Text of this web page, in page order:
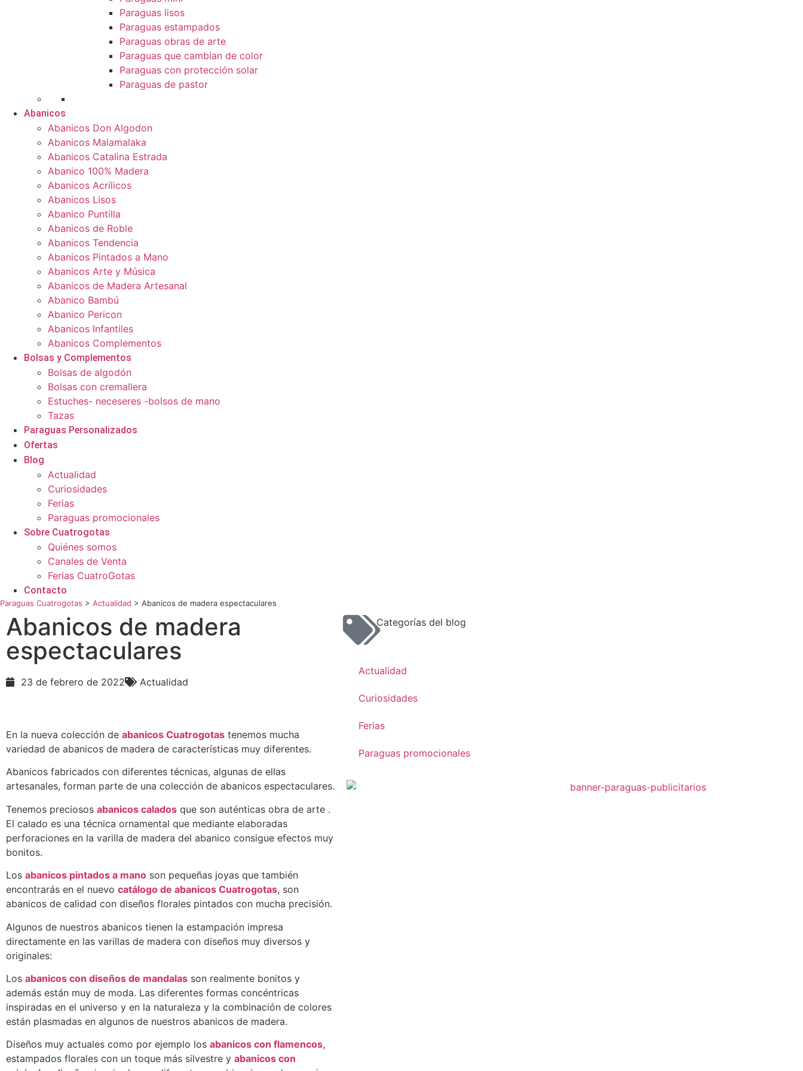
Paraguas lisos
Paraguas estampados
Paraguas obras de arte
Paraguas que cambian de color
Paraguas con protección solar
Paraguas de pastor
Abanicos
Abanicos Don Algodon
Abanicos Malamalaka
Abanicos Catalina Estrada
Abanico 100% Madera
Abanicos Acrílicos
Abanicos Lisos
Abanico Puntilla
Abanicos de Roble
Abanicos Tendencia
Abanicos Pintados a Mano
Abanicos Arte y Música
Abanicos de Madera Artesanal
Abanico Bambú
Abanico Pericon
Abanicos Infantiles
Abanicos Complementos
Bolsas y Complementos
Bolsas de algodón
Bolsas con cremallera
Estuches- neceseres -bolsos de mano
Tazas
Paraguas Personalizados
Ofertas
Blog
Actualidad
Curiosidades
Ferias
Paraguas promocionales
Sobre Cuatrogotas
Quiénes somos
Canales de Venta
Ferias CuatroGotas
Contacto
Paraguas Cuatrogotas > Actualidad > Abanicos de madera espectaculares
Abanicos de madera
espectaculares
23 de febrero de 2022 Actualidad
En la nueva colección de abanicos Cuatrogotas tenemos mucha
variedad de abanicos de madera de características muy diferentes.
Abanicos fabricados con diferentes técnicas, algunas de ellas
artesanales, forman parte de una colección de abanicos espectaculares.
Tenemos preciosos abanicos calados que son auténticas obra de arte .
El calado es una técnica ornamental que mediante elaboradas
perforaciones en la varilla de madera del abanico consigue efectos muy
bonitos.
Los abanicos pintados a mano son pequeñas joyas que también
encontrarás en el nuevo catálogo de abanicos Cuatrogotas, son
abanicos de calidad con diseños florales pintados con mucha precisión.
Algunos de nuestros abanicos tienen la estampación impresa
directamente en las varillas de madera con diseños muy diversos y
originales:
Los abanicos con diseños de mandalas son realmente bonitos y
además están muy de moda. Las diferentes formas concéntricas
inspiradas en el universo y en la naturaleza y la combinación de colores
están plasmadas en algunos de nuestros abanicos de madera.
Diseños muy actuales como por ejemplo los abanicos con flamencos,
estampados florales con un toque más silvestre y abanicos con
Categorías del blog
Actualidad
Curiosidades
Ferias
Paraguas promocionales